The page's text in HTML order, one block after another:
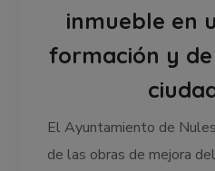
inmueble en
formación y
El Ayuntamiento de
de las obras de mejora